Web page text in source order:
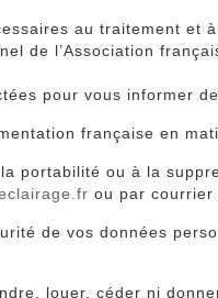
au traitement
de l’Association
pour vous informer
française en
portabilité ou à la
ou par courrier
de vos données
louer, céder ni